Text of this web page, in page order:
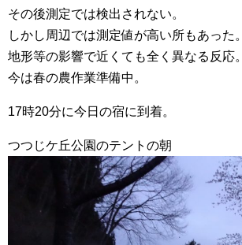
その後測定では検出されない。
しかし周辺では測定値が高い所もあった。
地形等の影響で近くても全く異なる反応。
今は春の農作業準備中。
17時20分に今日の宿に到着。
つつじケ丘公園のテントの朝